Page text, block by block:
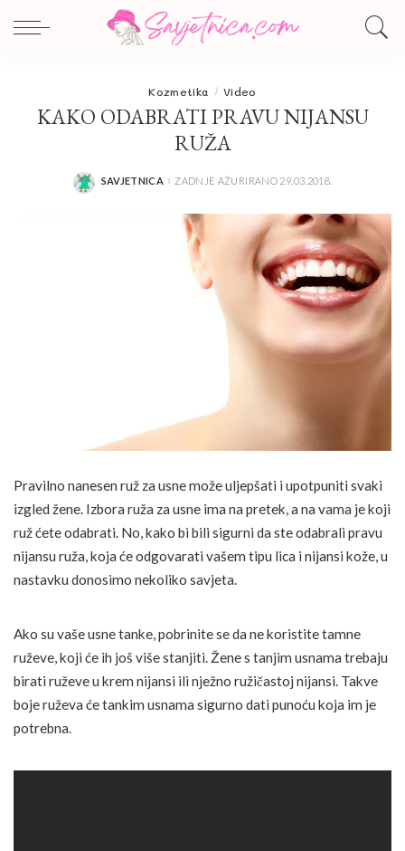
Kozmetika Video
KAKO ODABRATI PRAVU NIJANSU
RUŽA
POSTED
SAVJETNICA ZADNJE AŽURIRANO 29.03.2018.
Pravilno nanesen ruž za usne može uljepšati i upotpuniti svaki
izgled žene. Izbora ruža za usne ima na pretek, a na vama je koji
ruž ćete odabrati. No, kako bi bili sigurni da ste odabrali pravu
nijansu ruža, koja će odgovarati vašem tipu lica i nijansi kože, u
nastavku donosimo nekoliko savjeta.
Ako su vaše usne tanke, pobrinite se da ne koristite tamne
ruževe, koji će ih još više stanjiti. Žene s tanjim usnama trebaju
birati ruževe u krem nijansi ili nježno ružičastoj nijansi. Takve
boje ruževa će tankim usnama sigurno dati punoću koja im je
potrebna.